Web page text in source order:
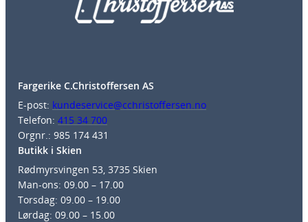
Fargerike C.Christoffersen AS
E-post: kundeservice@cchristoffersen.no
Telefon: 415 34 700
Orgnr.: 985 174 431
Butikk i Skien
Rødmyrsvingen 53, 3735 Skien
Man-ons: 09.00 – 17.00
Torsdag: 09.00 – 19.00
Lørdag: 09.00 – 15.00